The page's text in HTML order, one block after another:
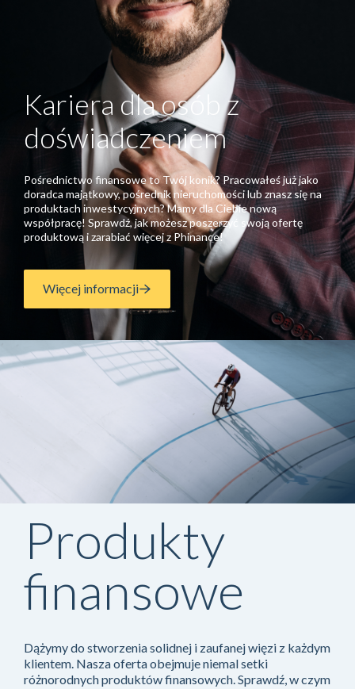
Kariera dla osób z
doświadczeniem
Pośrednictwo finansowe to Twój konik? Pracowałeś już jako
doradca majątkowy, pośrednik nieruchomości lub znasz się na
produktach inwestycyjnych? Mamy dla Ciebie nową
współpracę! Sprawdź, jak możesz poszerzyć swoją ofertę
produktową i zarabiać więcej z Phinance!
Więcej informacji
Produkty
finansowe